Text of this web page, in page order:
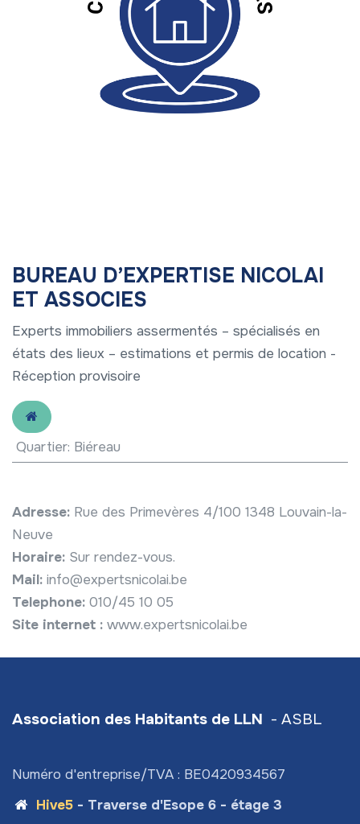
BUREAU D’EXPERTISE NICOLAI
ET ASSOCIES
Experts immobiliers assermentés – spécialisés en
états des lieux – estimations et permis de location -
Réception provisoire
Quartier: Biéreau
Adresse: Rue des Primevères 4/100 1348 Louvain-la-
Neuve
Horaire: Sur rendez-vous.
Mail: info@expertsnicolai.be
Telephone: 010/45 10 05
Site internet : www.expertsnicolai.be
Association des Habitants de LLN - ASBL
Numéro d'entreprise/TVA : BE0420934567
Hive5- Traverse d'Esope 6 - étage 3